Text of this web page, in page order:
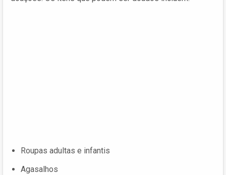
Roupas adultas e infantis
Agasalhos